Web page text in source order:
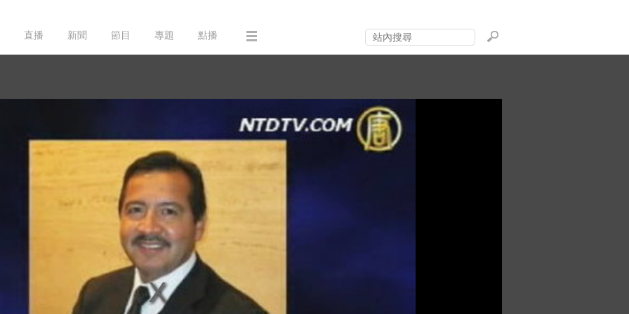
直播 新聞 節目 專題 點播